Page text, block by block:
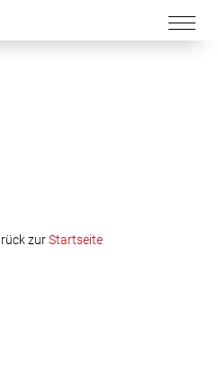
zurStartseite